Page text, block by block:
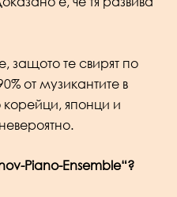
защото те свирят по
от музикантите в
японци и
Piano-Ensemble“?